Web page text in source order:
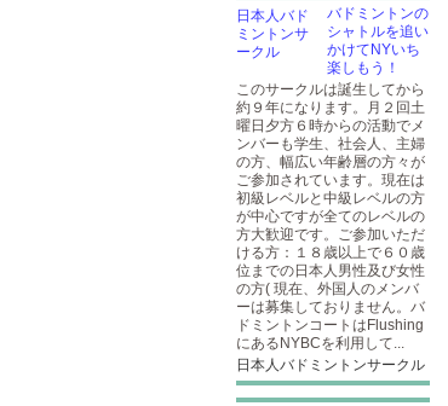
バドミントンの
シャトルを追い
かけてNYいち
楽しもう！
このサークルは誕生してから
約９年になります。月２回土
曜日夕方６時からの活動でメ
ンバーも学生、社会人、主婦
の方、幅広い年齢層の方々が
ご参加されています。現在は
初級レベルと中級レベルの方
が中心ですが全てのレベルの
方大歓迎です。ご参加いただ
ける方：１８歳以上で６０歳
位までの日本人男性及び女性
の方( 現在、外国人のメンバ
ーは募集しておりません。バ
ドミントンコートはFlushing
にあるNYBCを利用して...
日本人バドミントンサークル